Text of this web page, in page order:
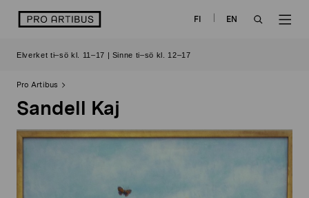
logo FI
EN
Elverket ti–sö kl. 11–17 | Sinne ti–sö kl. 12–17
Pro Artibus
Sandell Kaj